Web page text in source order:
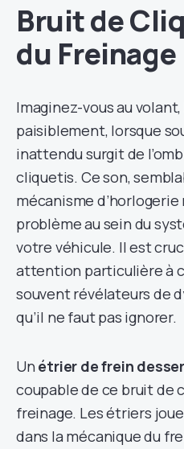
Bruit de
du Freinage
Imaginez-vous au
paisiblement, lorsque
inattendu surgit de
cliquetis. Ce son,
mécanisme
problème au sein du
votre véhicule. Il est
attention particulière à
souvent révélateurs de
qu’il ne faut pas ignorer.
Un étrier de frein
coupable de ce bruit de
freinage. Les étriers
dans la mécanique du